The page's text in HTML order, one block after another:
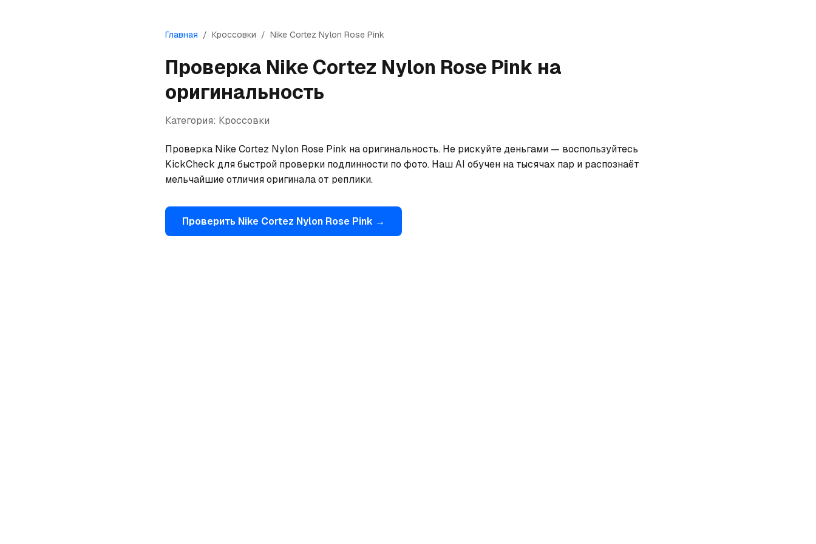
Главная / Кроссовки / Nike Cortez Nylon Rose Pink
Проверка Nike Cortez Nylon Rose Pink на
оригинальность
Категория: Кроссовки
Проверка Nike Cortez Nylon Rose Pink на оригинальность. Не рискуйте деньгами — воспользуйтесь
KickCheck для быстрой проверки подлинности по фото. Наш AI обучен на тысячах пар и распознаёт
мельчайшие отличия оригинала от реплики.
Проверить Nike Cortez Nylon Rose Pink →